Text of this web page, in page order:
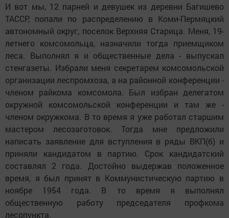
И вот мы, 12 парней и девушек из деревни Багишево
ТАССР, попали по распределению в Коми-Пермяцкий
автономный округ, поселок Верхняя Старица. Меня, 19-
летнего комсомольца, назначили тогда приемщиком
леса. Выполнял я и общественные дела - выпускал
стенгазеты. Избрали меня секретарем комсомольской
организации леспромхоза, а на районной конференции -
членом райкома комсомола. Был избран делегатом
окружной комсомольской конференции и там же -
членом окружкома. В то время я уже работал старшим
мастером лесозаготовок. Тогда мне предложили
написать заявление для вступления в ряды ВКП(б) и
приняли кандидатом в партию. Срок кандидатский
составлял 2 года. Достойно выдержав положенное
время, я был принят в Коммунистическую партию в
ноябре 1954 года. В то время я выполнял
общественную работу председателя профкома
лесопункта.